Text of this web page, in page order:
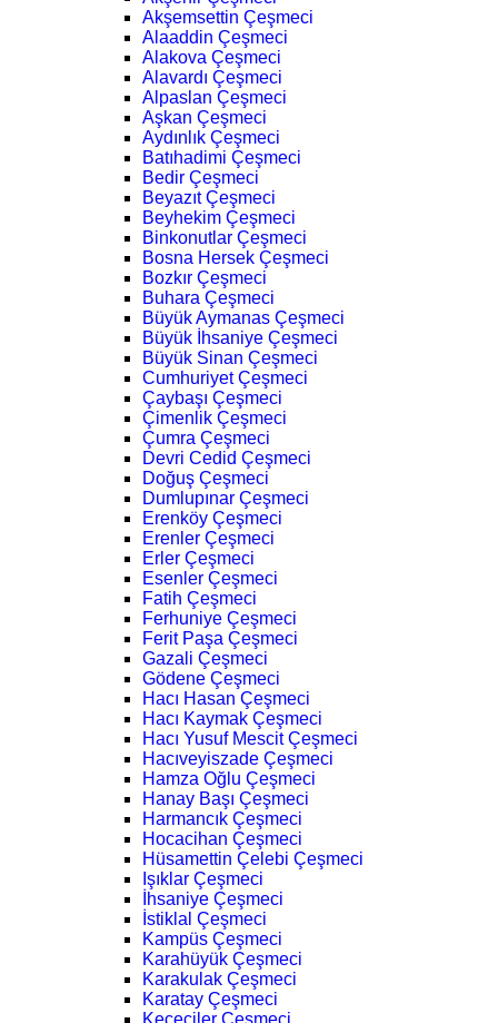
Akşemsettin Çeşmeci
Alaaddin Çeşmeci
Alakova Çeşmeci
Alavardı Çeşmeci
Alpaslan Çeşmeci
Aşkan Çeşmeci
Aydınlık Çeşmeci
Batıhadimi Çeşmeci
Bedir Çeşmeci
Beyazıt Çeşmeci
Beyhekim Çeşmeci
Binkonutlar Çeşmeci
Bosna Hersek Çeşmeci
Bozkır Çeşmeci
Buhara Çeşmeci
Büyük Aymanas Çeşmeci
Büyük İhsaniye Çeşmeci
Büyük Sinan Çeşmeci
Cumhuriyet Çeşmeci
Çaybaşı Çeşmeci
Çimenlik Çeşmeci
Çumra Çeşmeci
Devri Cedid Çeşmeci
Doğuş Çeşmeci
Dumlupınar Çeşmeci
Erenköy Çeşmeci
Erenler Çeşmeci
Erler Çeşmeci
Esenler Çeşmeci
Fatih Çeşmeci
Ferhuniye Çeşmeci
Ferit Paşa Çeşmeci
Gazali Çeşmeci
Gödene Çeşmeci
Hacı Hasan Çeşmeci
Hacı Kaymak Çeşmeci
Hacı Yusuf Mescit Çeşmeci
Hacıveyiszade Çeşmeci
Hamza Oğlu Çeşmeci
Hanay Başı Çeşmeci
Harmancık Çeşmeci
Hocacihan Çeşmeci
Hüsamettin Çelebi Çeşmeci
Işıklar Çeşmeci
İhsaniye Çeşmeci
İstiklal Çeşmeci
Kampüs Çeşmeci
Karahüyük Çeşmeci
Karakulak Çeşmeci
Karatay Çeşmeci